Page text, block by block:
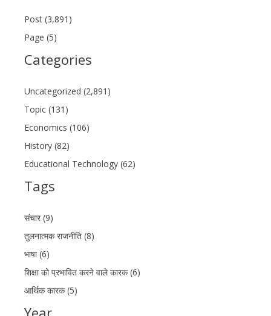
Post (3,891)
Page (5)
Categories
Uncategorized (2,891)
Topic (131)
Economics (106)
History (82)
Educational Technology (62)
Tags
संचार (9)
तुलनात्मक राजनीति (8)
भाषा (6)
शिक्षा को प्रभावित करने वाले कारक (6)
आर्थिक कारक (5)